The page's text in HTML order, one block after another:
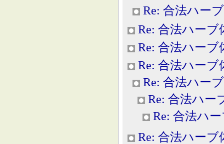
Re: 合法ハー
Re: 合法ハーブ
Re: 合法ハーブ
Re: 合法ハーブ
Re: 合法ハー
Re: 合法ハー
Re: 合法ハ
Re: 合法ハーブ